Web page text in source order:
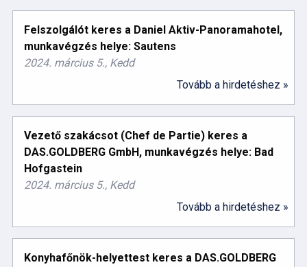
Felszolgálót keres a Daniel Aktiv-Panoramahotel,
munkavégzés helye: Sautens
2024. március 5., Kedd
Tovább a hirdetéshez »
Vezető szakácsot (Chef de Partie) keres a
DAS.GOLDBERG GmbH, munkavégzés helye: Bad
Hofgastein
2024. március 5., Kedd
Tovább a hirdetéshez »
Konyhafőnök-helyettest keres a DAS.GOLDBERG